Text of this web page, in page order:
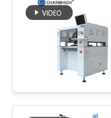
FÁBRICA
CONTROL
CALIDAD